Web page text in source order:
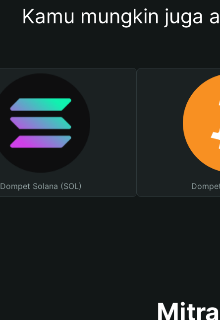
Kamu mungkin juga
Dompet Solana (SOL)